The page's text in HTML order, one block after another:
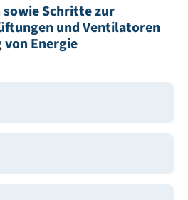
Schritte zur
und Ventilatoren
von Energie